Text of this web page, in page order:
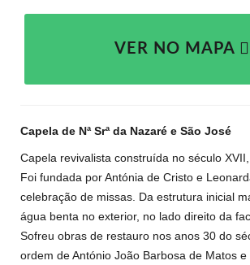
VER NO MAPA
Capela de Nª Srª da Nazaré e São José
Capela revivalista construída no século
Foi fundada por Antónia de Cristo e
celebração de missas. Da estrutura inicial
água benta no exterior, no lado direito da
Sofreu obras de restauro nos anos 30 do
ordem de António João Barbosa de Matos